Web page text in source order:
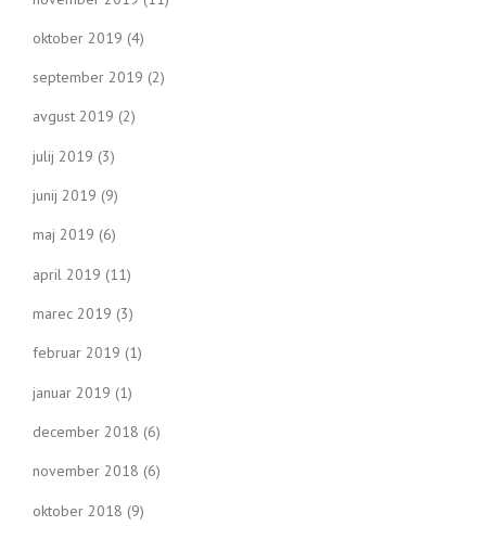
oktober 2019 (4)
september 2019 (2)
avgust 2019 (2)
julij 2019 (3)
junij 2019 (9)
maj 2019 (6)
april 2019 (11)
marec 2019 (3)
februar 2019 (1)
januar 2019 (1)
december 2018 (6)
november 2018 (6)
oktober 2018 (9)